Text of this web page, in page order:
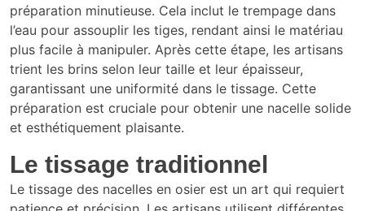
préparation minutieuse. Cela inclut le trempage dans
l’eau pour assouplir les tiges, rendant ainsi le matériau
plus facile à manipuler. Après cette étape, les artisans
trient les brins selon leur taille et leur épaisseur,
garantissant une uniformité dans le tissage. Cette
préparation est cruciale pour obtenir une nacelle solide
et esthétiquement plaisante.
Le tissage traditionnel
Le tissage des nacelles en osier est un art qui requiert